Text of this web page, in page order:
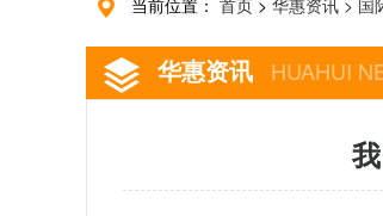
当前位置： 首页 > 华惠资讯 > 国
华惠资讯 HUAHUI